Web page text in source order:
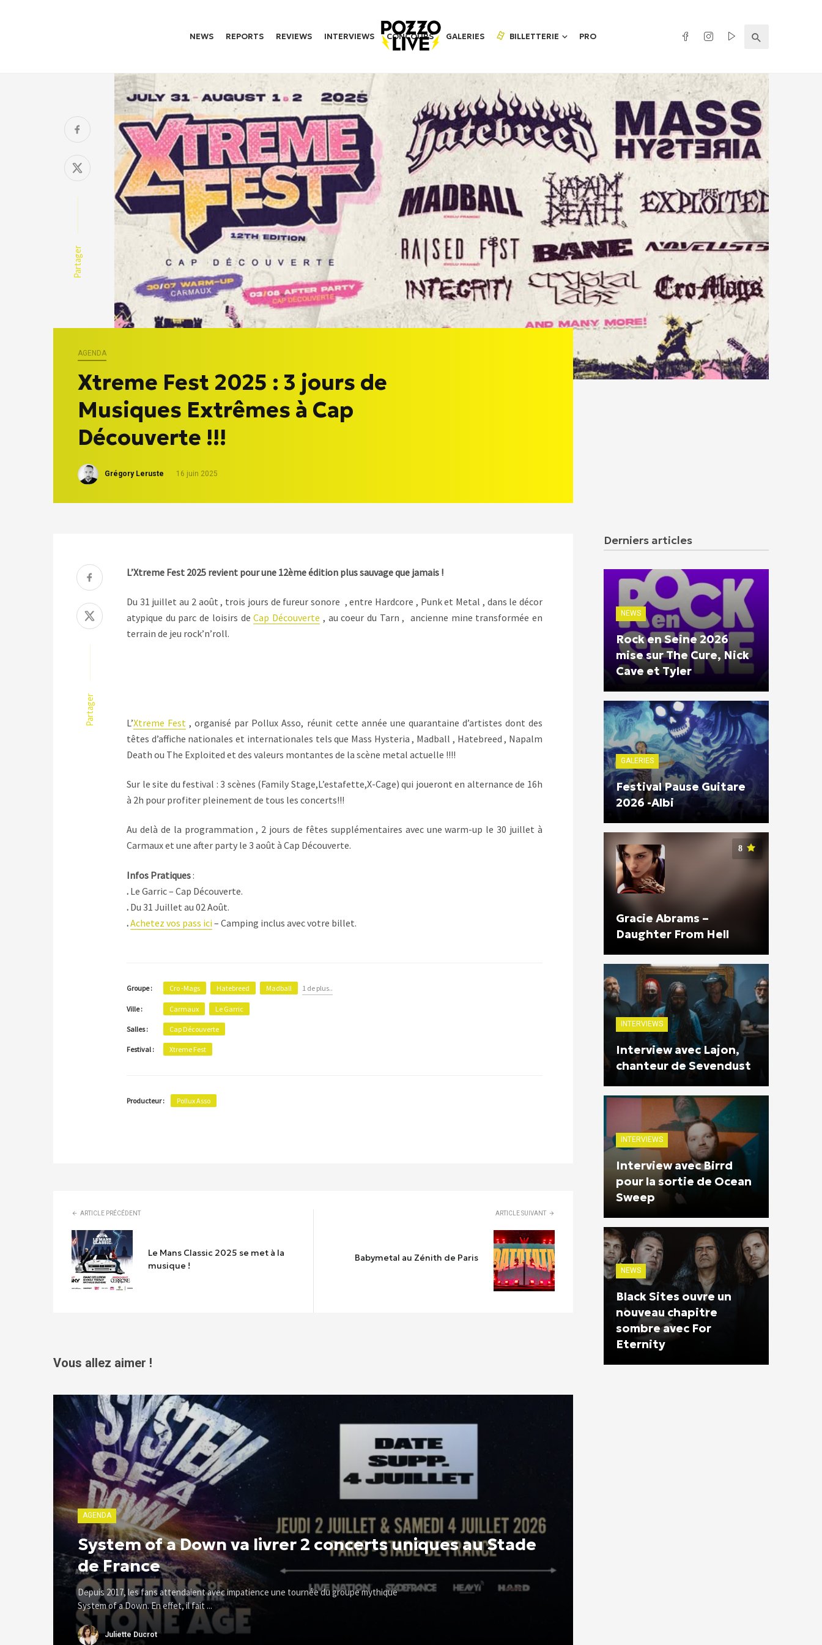
NEWS REPORTS REVIEWS INTERVIEWS CONCOURS GALERIES BILLETTERIE PRO
Partager
AGENDA
Xtreme Fest 2025 : 3 jours de
Musiques Extrêmes à Cap
Découverte !!!
Grégory Leruste 16 juin 2025
Partager
L’Xtreme Fest 2025 revient pour une 12ème édition plus sauvage que jamais !
Du 31 juillet au 2 août , trois jours de fureur sonore , entre Hardcore , Punk et Metal , dans le décor
atypique du parc de loisirs deCap Découverte , au coeur du Tarn , ancienne mine transformée en
terrain de jeu rock’n’roll.
L’Xtreme Fest , organisé par Pollux Asso, réunit cette année une quarantaine d’artistes dont des
têtes d’affiche nationales et internationales tels que Mass Hysteria , Madball , Hatebreed , Napalm
Death ou The Exploited et des valeurs montantes de la scène metal actuelle !!!!
Sur le site du festival : 3 scènes (Family Stage,L’estafette,X-Cage) qui joueront en alternance de 16h
à 2h pour profiter pleinement de tous les concerts!!!
Au delà de la programmation , 2 jours de fêtes supplémentaires avec une warm-up le 30 juillet à
Carmaux et une after party le 3 août à Cap Découverte.
Infos Pratiques :
. Le Garric – Cap Découverte.
. Du 31 Juillet au 02 Août.
.Achetez vos pass ici – Camping inclus avec votre billet.
Groupe : Cro -Mags Hatebreed Madball 1 de plus..
Ville : Carmaux Le Garric
Salles : Cap Découverte
Festival : Xtreme Fest
Producteur : Pollux Asso
ARTICLE PRÉCÉDENT
Le Mans Classic 2025 se met à la
musique !
ARTICLE SUIVANT
Babymetal au Zénith de Paris
Vous allez aimer !
AGENDA
System of a Down va livrer 2 concerts uniques au Stade
de France
Depuis 2017, les fans attendaient avec impatience une tournée du groupe mythique
System of a Down. En effet, il fait ...
Juliette Ducrot
Derniers articles
NEWS
Rock en Seine 2026
mise sur The Cure, Nick
Cave et Tyler
GALERIES
Festival Pause Guitare
2026 -Albi
8
Gracie Abrams –
Daughter From Hell
INTERVIEWS
Interview avec Lajon,
chanteur de Sevendust
INTERVIEWS
Interview avec Birrd
pour la sortie de Ocean
Sweep
NEWS
Black Sites ouvre un
nouveau chapitre
sombre avec For
Eternity